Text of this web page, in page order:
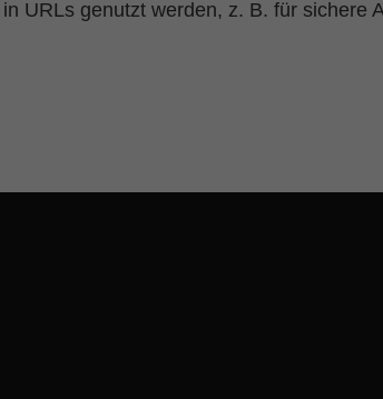
URLs genutzt werden, z. B. für sichere